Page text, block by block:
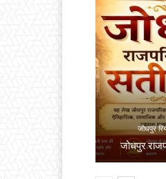
जोधपुर
जोधपुर